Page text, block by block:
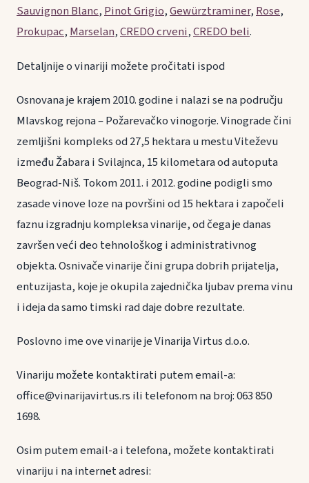
Sauvignon Blanc,Pinot Grigio,Gewürztraminer,Rose,
Prokupac,Marselan,CREDO crveni,CREDO beli.
Detaljnije o vinariji možete pročitati ispod
Osnovana je krajem 2010. godine i nalazi se na području
Mlavskog rejona – Požarevačko vinogorje. Vinograde čini
zemljišni kompleks od 27,5 hektara u mestu Viteževu
između Žabara i Svilajnca, 15 kilometara od autoputa
Beograd-Niš. Tokom 2011. i 2012. godine podigli smo
zasade vinove loze na površini od 15 hektara i započeli
faznu izgradnju kompleksa vinarije, od čega je danas
završen veći deo tehnološkog i administrativnog
objekta. Osnivače vinarije čini grupa dobrih prijatelja,
entuzijasta, koje je okupila zajednička ljubav prema vinu
i ideja da samo timski rad daje dobre rezultate.
Poslovno ime ove vinarije je Vinarija Virtus d.o.o.
Vinariju možete kontaktirati putem email-a:
office@vinarijavirtus.rs ili telefonom na broj: 063 850
1698.
Osim putem email-a i telefona, možete kontaktirati
vinariju i na internet adresi: